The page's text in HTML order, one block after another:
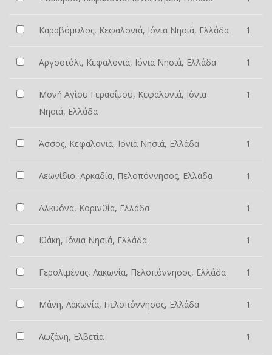
Καραβόμυλος, Κεφαλονιά, Ιόνια Νησιά, Ελλάδα 1
Αργοστόλι, Κεφαλονιά, Ιόνια Νησιά, Ελλάδα 1
Μονή Αγίου Γερασίμου, Κεφαλονιά, Ιόνια
Νησιά, Ελλάδα
1
Άσσος, Κεφαλονιά, Ιόνια Νησιά, Ελλάδα 1
Λεωνίδιο, Αρκαδία, Πελοπόννησος, Ελλάδα 1
Αλκυόνα, Κορινθία, Ελλάδα 1
Ιθάκη, Ιόνια Νησιά, Ελλάδα 1
Γερολιμένας, Λακωνία, Πελοπόννησος, Ελλάδα 1
Μάνη, Λακωνία, Πελοπόννησος, Ελλάδα 1
Λωζάνη, Ελβετία 1